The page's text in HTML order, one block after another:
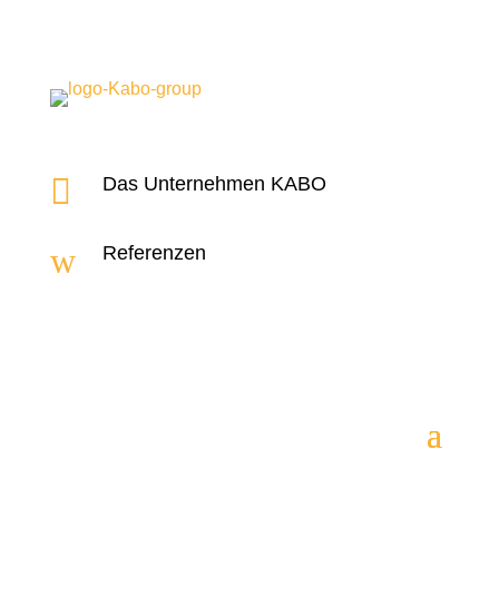
 Das Unternehmen KABO
w Referenzen